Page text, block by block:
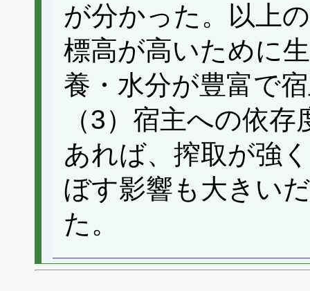
が分かった。以上
標高が高いために
養・水分が豊富で
（3）宿主への依
あれば、搾取が強
ぼす影響も大きい
た。